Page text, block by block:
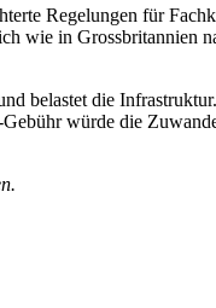
Regelungen für
wie in Grossbritannien
belastet die
würde die